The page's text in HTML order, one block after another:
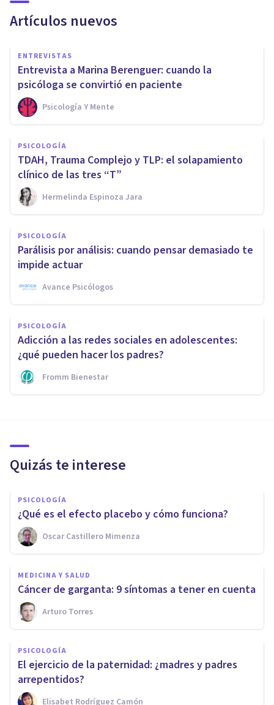
Artículos nuevos
ENTREVISTAS
Entrevista a Marina Berenguer: cuando la
psicóloga se convirtió en paciente
Psicología Y Mente
PSICOLOGÍA
TDAH, Trauma Complejo y TLP: el solapamiento
clínico de las tres “T”
Hermelinda Espinoza Jara
PSICOLOGÍA
Parálisis por análisis: cuando pensar demasiado te
impide actuar
Avance Psicólogos
PSICOLOGÍA
Adicción a las redes sociales en adolescentes:
¿qué pueden hacer los padres?
Fromm Bienestar
Quizás te interese
PSICOLOGÍA
​¿Qué es el efecto placebo y cómo funciona?
Oscar Castillero Mimenza
MEDICINA Y SALUD
​Cáncer de garganta: 9 síntomas a tener en cuenta
Arturo Torres
PSICOLOGÍA
El ejercicio de la paternidad: ¿madres y padres
arrepentidos?
Elisabet Rodríguez Camón